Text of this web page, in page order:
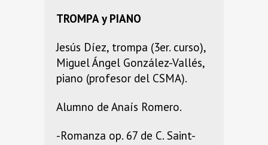
TROMPA y PIANO
Jesús Díez, trompa (3er. curso),
Miguel Ángel González-Vallés,
piano (profesor del CSMA).
Alumno de Anaís Romero.
-Romanza op. 67 de C. Saint-